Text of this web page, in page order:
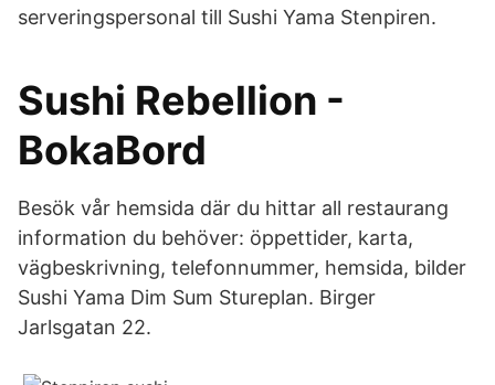
serveringspersonal till Sushi Yama Stenpiren.
Sushi Rebellion -
BokaBord
Besök vår hemsida där du hittar all restaurang
information du behöver: öppettider, karta,
vägbeskrivning, telefonnummer, hemsida, bilder
Sushi Yama Dim Sum Stureplan. Birger
Jarlsgatan 22.